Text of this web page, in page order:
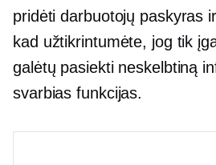
pridėti darbuotojų paskyras
kad užtikrintumėte, jog tik
galėtų pasiekti neskelbtiną
svarbias funkcijas.